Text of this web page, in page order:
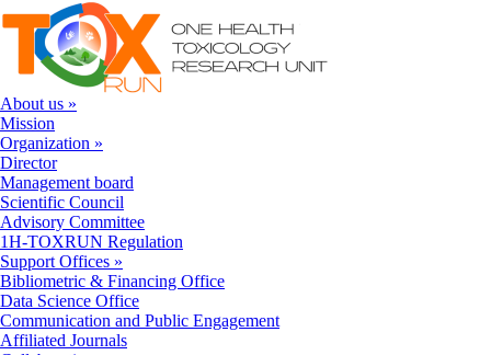
Skip to navigation
Skip to main content
About us »
Mission
Organization »
Director
Management board
Scientific Council
Advisory Committee
1H-TOXRUN Regulation
Support Offices »
Bibliometric & Financing Office
Data Science Office
Communication and Public Engagement
Affiliated Journals